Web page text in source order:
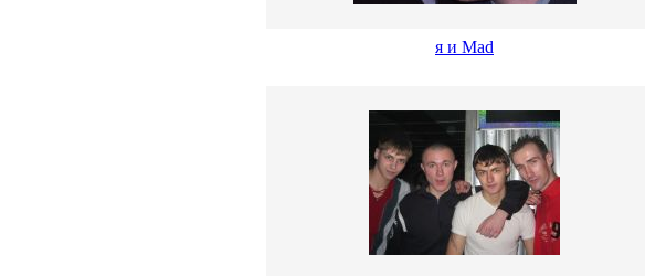
я и Mad